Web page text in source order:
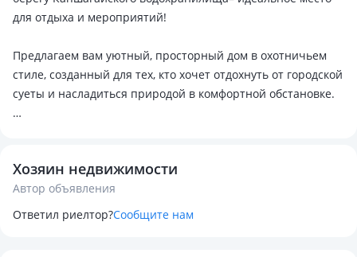
для отдыха и мероприятий!
Предлагаем вам уютный, просторный дом в охотничьем
стиле, созданный для тех, кто хочет отдохнуть от городской
суеты и насладиться природой в комфортной обстановке.
5 отдельных комнат
2 просторные гостиные для дружеских и семейных
Хозяин недвижимости
Автор объявления
Ответил риелтор?Сообщите нам